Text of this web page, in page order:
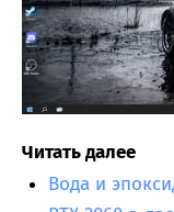
Читать далее
Вода и